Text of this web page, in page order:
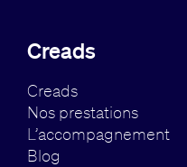
Creads
Creads
Nos prestations
L’accompagnement
Blog